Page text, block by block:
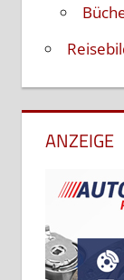
ANZEIGE